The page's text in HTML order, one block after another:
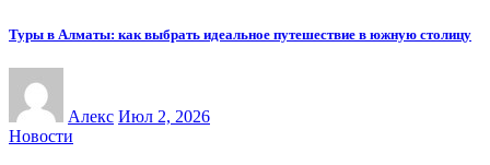
Туры в Алматы: как выбрать идеальное путешествие в южную столицу
Алекс Июл 2, 2026
Новости